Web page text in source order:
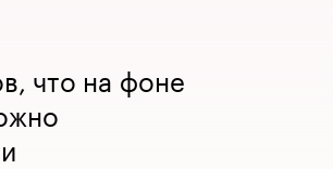
что на фоне